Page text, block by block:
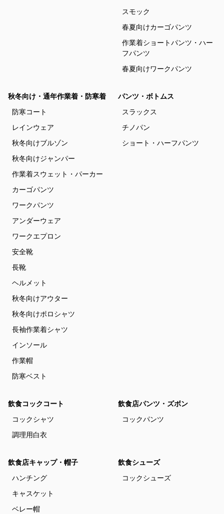
スモック
春夏向けカーゴパンツ
作業着ショートパンツ・ハー
フパンツ
春夏向けワークパンツ
秋冬向け・通年作業着・防寒着
防寒コート
レインウェア
秋冬向けブルゾン
秋冬向けジャンパー
作業着スウェット・パーカー
カーゴパンツ
ワークパンツ
アンダーウェア
ワークエプロン
安全靴
長靴
ヘルメット
秋冬向けアウター
秋冬向けポロシャツ
長袖作業着シャツ
インソール
作業帽
防寒ベスト
パンツ・ボトムス
スラックス
チノパン
ショート・ハーフパンツ
飲食コックコート
コックシャツ
調理用白衣
飲食店パンツ・ズボン
コックパンツ
飲食店キャップ・帽子
ハンチング
キャスケット
ベレー帽
飲食シューズ
コックシューズ